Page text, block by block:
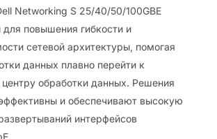
Networking S 25/40/50/100GBE
для повышения гибкости и
сетевой архитектуры, помогая
данных плавно перейти к
обработки данных. Решения
и обеспечивают высокую
интерфейсов